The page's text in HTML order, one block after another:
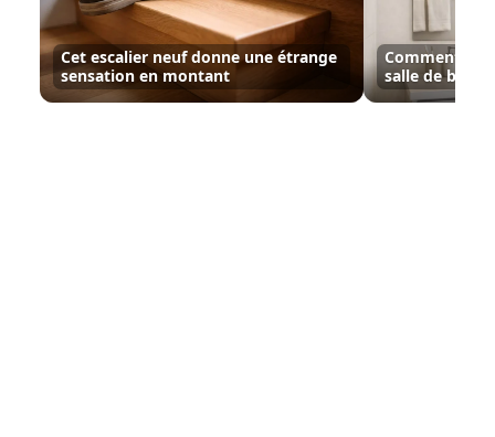
Cet escalier neuf donne une étrange
sensation en montant
Comment
salle de bain